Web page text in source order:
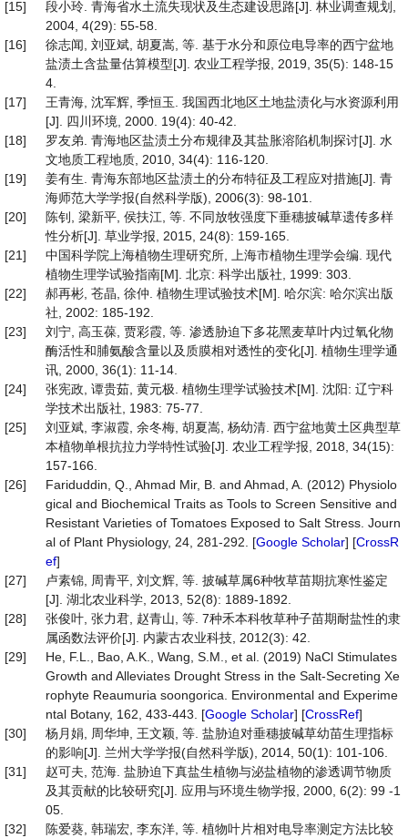
[15]
段小玲. 青海省水土流失现状及生态建设思路[J]. 林业调查规划,
2004, 4(29): 55-58.
[16]
徐志闻, 刘亚斌, 胡夏嵩, 等. 基于水分和原位电导率的西宁盆地
盐渍土含盐量估算模型[J]. 农业工程学报, 2019, 35(5): 148-15
4.
[17]
王青海, 沈军辉, 季恒玉. 我国西北地区土地盐渍化与水资源利用
[J]. 四川环境, 2000. 19(4): 40-42.
[18]
罗友弟. 青海地区盐渍土分布规律及其盐胀溶陷机制探讨[J]. 水
文地质工程地质, 2010, 34(4): 116-120.
[19]
姜有生. 青海东部地区盐渍土的分布特征及工程应对措施[J]. 青
海师范大学学报(自然科学版), 2006(3): 98-101.
[20]
陈钊, 梁新平, 侯扶江, 等. 不同放牧强度下垂穗披碱草遗传多样
性分析[J]. 草业学报, 2015, 24(8): 159-165.
[21]
中国科学院上海植物生理研究所, 上海市植物生理学会编. 现代
植物生理学试验指南[M]. 北京: 科学出版社, 1999: 303.
[22]
郝再彬, 苍晶, 徐仲. 植物生理试验技术[M]. 哈尔滨: 哈尔滨出版
社, 2002: 185-192.
[23]
刘宁, 高玉葆, 贾彩霞, 等. 渗透胁迫下多花黑麦草叶内过氧化物
酶活性和脯氨酸含量以及质膜相对透性的变化[J]. 植物生理学通
讯, 2000, 36(1): 11-14.
[24]
张宪政, 谭贵茹, 黄元极. 植物生理学试验技术[M]. 沈阳: 辽宁科
学技术出版社, 1983: 75-77.
[25]
刘亚斌, 李淑霞, 余冬梅, 胡夏嵩, 杨幼清. 西宁盆地黄土区典型草
本植物单根抗拉力学特性试验[J]. 农业工程学报, 2018, 34(15):
157-166.
[26]
Fariduddin, Q., Ahmad Mir, B. and Ahmad, A. (2012) Physiolo
gical and Biochemical Traits as Tools to Screen Sensitive and
Resistant Varieties of Tomatoes Exposed to Salt Stress. Journ
al of Plant Physiology, 24, 281-292. [Google Scholar] [CrossR
ef]
[27]
卢素锦, 周青平, 刘文辉, 等. 披碱草属6种牧草苗期抗寒性鉴定
[J]. 湖北农业科学, 2013, 52(8): 1889-1892.
[28]
张俊叶, 张力君, 赵青山, 等. 7种禾本科牧草种子苗期耐盐性的隶
属函数法评价[J]. 内蒙古农业科技, 2012(3): 42.
[29]
He, F.L., Bao, A.K., Wang, S.M., et al. (2019) NaCl Stimulates
Growth and Alleviates Drought Stress in the Salt-Secreting Xe
rophyte Reaumuria soongorica. Environmental and Experime
ntal Botany, 162, 433-443. [Google Scholar] [CrossRef]
[30]
杨月娟, 周华坤, 王文颖, 等. 盐胁迫对垂穗披碱草幼苗生理指标
的影响[J]. 兰州大学学报(自然科学版), 2014, 50(1): 101-106.
[31]
赵可夫, 范海. 盐胁迫下真盐生植物与泌盐植物的渗透调节物质
及其贡献的比较研究[J]. 应用与环境生物学报, 2000, 6(2): 99 -1
05.
[32]
陈爱葵, 韩瑞宏, 李东洋, 等. 植物叶片相对电导率测定方法比较